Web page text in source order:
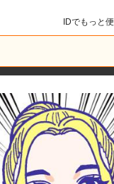
IDでもっと